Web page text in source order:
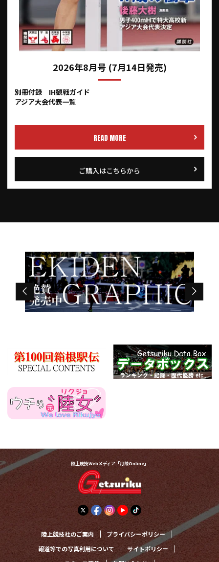
2026年8月号 (7月14日発売)
別冊付録 IH観戦ガイド
アジア大会代表一覧
READ MORE
ご購入はこちらから
陸上競技Webメディア「月陸Online」
陸上競技社のご案内 プライバシーポリシー
報道等での写真利用について サイトポリシー